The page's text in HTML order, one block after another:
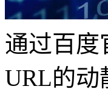
通过百度
URL的动